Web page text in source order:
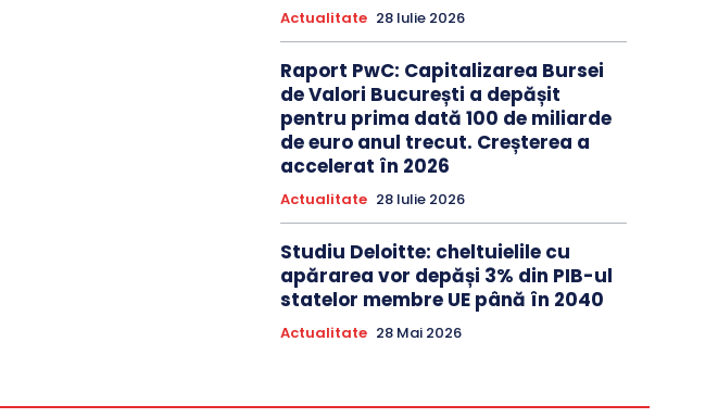
Actualitate 28 Iulie 2026
Raport PwC: Capitalizarea Bursei
de Valori București a depășit
pentru prima dată 100 de miliarde
de euro anul trecut. Creșterea a
accelerat în 2026
Actualitate 28 Iulie 2026
Studiu Deloitte: cheltuielile cu
apărarea vor depăși 3% din PIB-ul
statelor membre UE până în 2040
Actualitate 28 Mai 2026